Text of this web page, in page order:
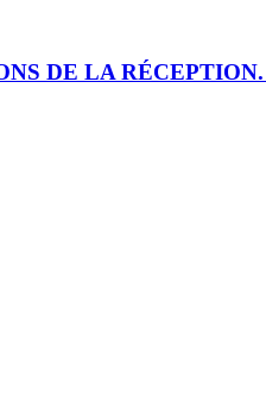
DE LA RÉCEPTION.